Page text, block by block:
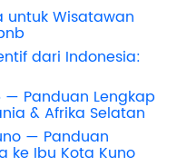
untuk Wisatawan
dari Indonesia:
— Panduan Lengkap
& Afrika Selatan
— Panduan
ke Ibu Kota Kuno